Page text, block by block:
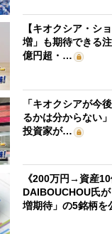
【キオクシア・シ
増」も期待できる
億円超・…
「キオクシアが今
るかは分からない
投資家が…
《200万円→資産
DAIBOUCHOU氏
増期待」の5銘柄